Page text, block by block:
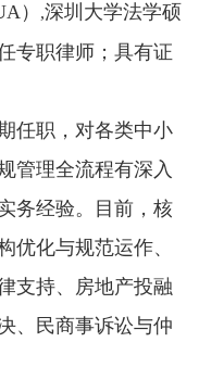
） ,深圳大学法学硕
专职律师；具有证
任职，对各类中小
管理全流程有深入
务经验。目前，核
优化与规范运作、
支持、房地产投融
、民商事诉讼与仲